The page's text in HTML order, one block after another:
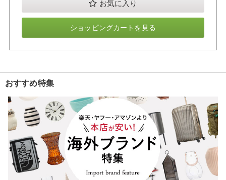
お気に入り
ショッピングカートを見る
おすすめ特集